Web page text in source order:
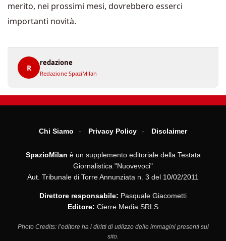
merito, nei prossimi mesi, dovrebbero esserci
importanti novità.
R
redazione
Redazione SpaziMilan
Chi Siamo Privacy Policy Disclaimer
SpazioMilan è un supplemento editoriale della Testata
Giornalistica "Nuovevoci"
Aut. Tribunale di Torre Annunziata n. 3 del 10/02/2011
Direttore responsabile: Pasquale Giacometti
Editore: Cierre Media SRLS
Photo Credits: l’editore ha i diritti di utilizzo delle immagini presenti sul
sito.